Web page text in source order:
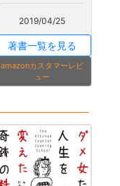
2019/04/25
著書一覧を見る
amazonカスタマーレビ
ュー